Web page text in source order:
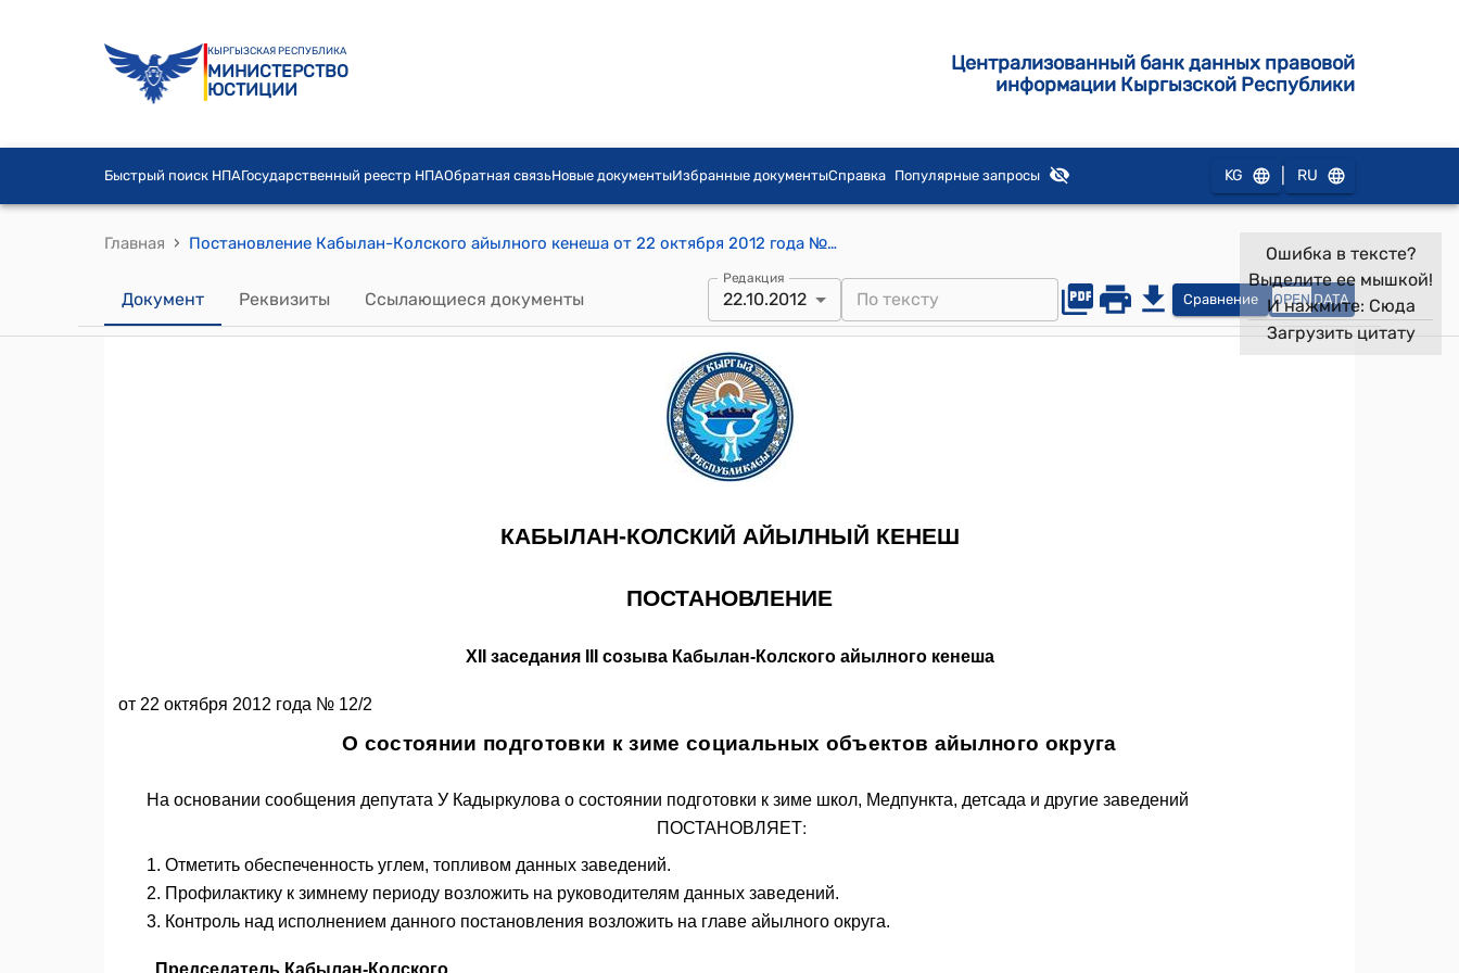
КЫРГЫЗСКАЯ РЕСПУБЛИКА
МИНИСТЕРСТВО
ЮСТИЦИИ
Централизованный банк данных правовой
информации Кыргызской Республики
Быстрый поиск НПАГосударственный реестр НПАОбратная связьНовые документыИзбранные документыСправка Популярные запросы KG RU
Главная › Постановление Кабылан-Колского айылного кенеша от 22 октября 2012 года № 12/2 "О состоянии подготовки к зиме социальных объектов айылного округа"
Документ Реквизиты Ссылающиеся документы
Редакция
22.10.2012 Сравнение OPEN DATA
Ошибка в тексте?
Выделите ее мышкой!
И нажмите: Сюда
Загрузить цитату